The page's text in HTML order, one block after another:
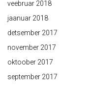
veebruar 2018
jaanuar 2018
detsember 2017
november 2017
oktoober 2017
september 2017